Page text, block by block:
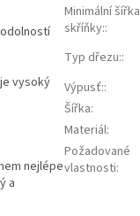
vysoký
nejlépe
a
Minimální šířka
skříňky::
Typ dřezu::
Výpusť::
Šířka:
Materiál:
Požadované
vlastnosti: